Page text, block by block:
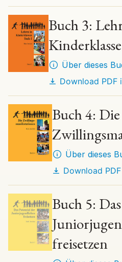
Buch 3:
Über dieses
Download PDF
Buch 4: Die
Über dieses
Download
Buch 5:
freisetzen